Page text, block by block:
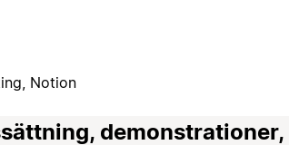
Notion
demonstrationer,